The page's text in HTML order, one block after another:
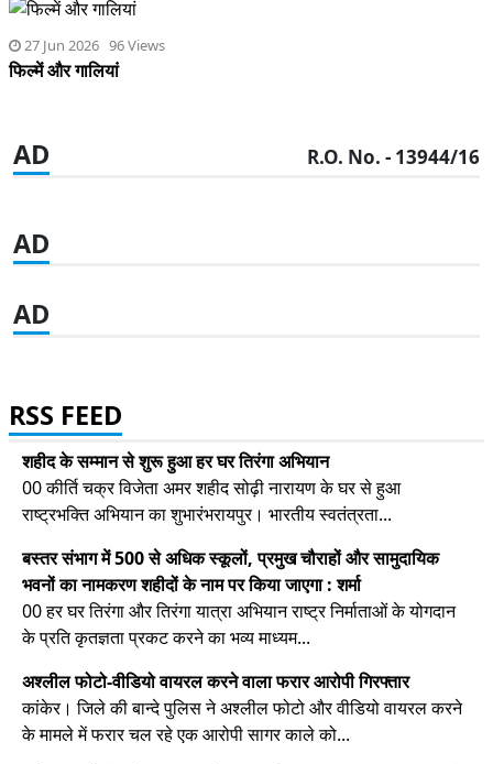
27 Jun 2026 96 Views
फिल्में और गालियां
AD R.O. No. - 13944/16
AD
AD
RSS FEED
शहीद के सम्मान से शुरू हुआ हर घर तिरंगा अभियान
00 कीर्ति चक्र विजेता अमर शहीद सोढ़ी नारायण के घर से हुआ
राष्ट्रभक्ति अभियान का शुभारंभरायपुर। भारतीय स्वतंत्रता...
बस्तर संभाग में 500 से अधिक स्कूलों, प्रमुख चौराहों और सामुदायिक
भवनों का नामकरण शहीदों के नाम पर किया जाएगा : शर्मा
00 हर घर तिरंगा और तिरंगा यात्रा अभियान राष्ट्र निर्माताओं के योगदान
के प्रति कृतज्ञता प्रकट करने का भव्य माध्यम...
अश्लील फोटो-वीडियो वायरल करने वाला फरार आरोपी गिरफ्तार
कांकेर। जिले की बान्दे पुलिस ने अश्लील फोटो और वीडियो वायरल करने
के मामले में फरार चल रहे एक आरोपी सागर काले को...